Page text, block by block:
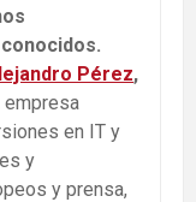
Pérez,
empresa
en IT y
y
y prensa,